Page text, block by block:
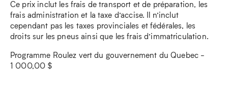
Ce prix inclut les frais de transport et de préparation, les
frais administration et la taxe d’accise. Il n’inclut
cependant pas les taxes provinciales et fédérales, les
droits sur les pneus ainsi que les frais d’immatriculation.
Programme Roulez vert du gouvernement du Quebec -
1 000,00 $